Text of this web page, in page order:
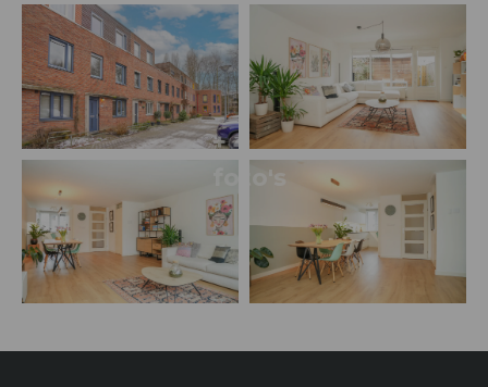
+ 4
foto's